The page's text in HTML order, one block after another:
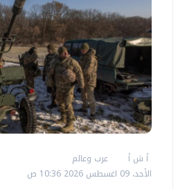
أ ش أ
عرب وعالم
الأحد، 09 اغسطس 2026 10:36 ص